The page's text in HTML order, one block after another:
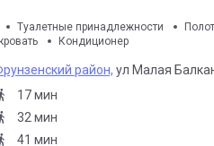
Туалетные принадлежности
Кондиционер
район, ул Малая
17 мин
32 мин
41 мин